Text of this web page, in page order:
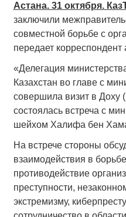
Астана. 31 октября.
заключили
совместной борьбе с
передает корреспондент
«Делегация
Казахстан во главе с
совершила визит в Доху
состоялась встреча с
шейхом Халифа бен
На встрече стороны
взаимодействия в
противодействие
преступности,
экстремизму,